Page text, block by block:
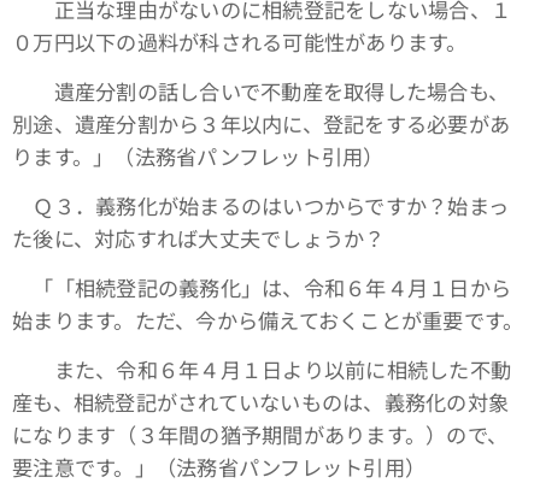
正当な理由がないのに相続登記をしない場合、１
０万円以下の過料が科される可能性があります。
遺産分割の話し合いで不動産を取得した場合も、
別途、遺産分割から３年以内に、登記をする必要があ
ります。」（法務省パンフレット引用）
Ｑ３．義務化が始まるのはいつからですか？始まっ
た後に、対応すれば大丈夫でしょうか？
「「相続登記の義務化」は、令和６年４月１日から
始まります。ただ、今から備えておくことが重要です。
また、令和６年４月１日より以前に相続した不動
産も、相続登記がされていないものは、義務化の対象
になります（３年間の猶予期間があります。）ので、
要注意です。」（法務省パンフレット引用）